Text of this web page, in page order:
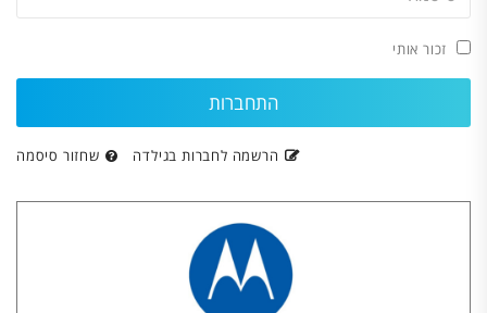
זכור אותי
הרשמה לחברות בגילדה שחזור סיסמה